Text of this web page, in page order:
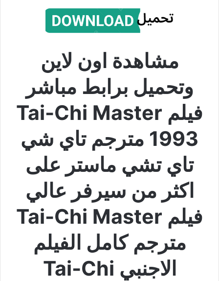
مشاهدة اون لاين
وتحميل برابط مباشر
فيلم Tai-Chi Master
1993 مترجم تاي شي
تاي تشي ماستر على
اكثر من سيرفر عالي
فيلم Tai-Chi Master
مترجم كامل الفيلم
الاجنبي Tai-Chi